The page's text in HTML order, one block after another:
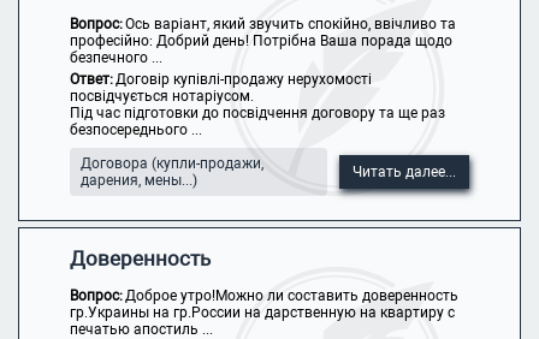
Вопрос:Ось варіант, який звучить спокійно, ввічливо та
професійно: Добрий день! Потрібна Ваша порада щодо
безпечного ...
Ответ:Договір купівлі-продажу нерухомості
посвідчується нотаріусом.
Під час підготовки до посвідчення договору та ще раз
безпосереднього ...
Договора (купли-продажи,
дарения, мены...)
Читать далее...
Доверенность
Вопрос:Доброе утро!Можно ли составить доверенность
гр.Украины на гр.России на дарственную на квартиру с
печатью апостиль ...